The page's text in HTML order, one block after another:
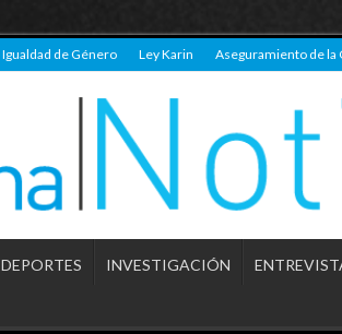
de Género Ley Karin Aseguramiento de la
DEPORTES INVESTIGACIÓN